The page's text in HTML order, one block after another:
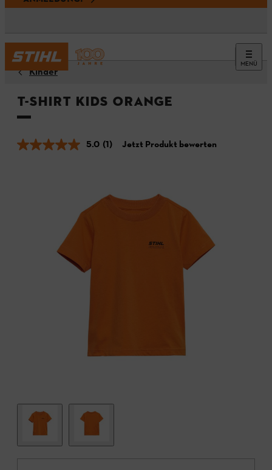
MENÜ
Kinder
T-Shirt KIDS Orange
5.0 (1) Jetzt Produkt bewerten